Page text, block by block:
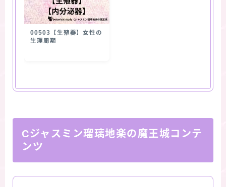
00503【生殖器】女性の
生理周期
Cジャスミン瑠璃地楽の魔王城コンテ
ンツ